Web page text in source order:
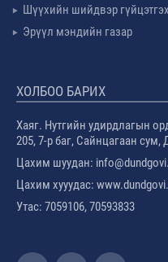
Шүүхийн шийдвэр
Эрүүл мэндийн газар
ХОЛБОО БАРИХ
Хаяг. Нутгийн удирдлагын
205, 7-р баг, Сайнцагаан сум,
Цахим шуудан:
Цахим хууудас:
Утас: 7059106, 70593833